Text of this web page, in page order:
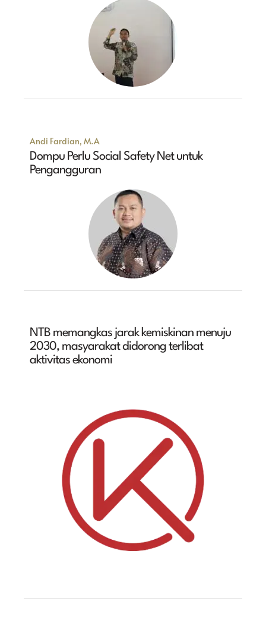
Andi Fardian, M.A
Dompu Perlu Social Safety Net untuk
Pengangguran
NTB memangkas jarak kemiskinan menuju
2030, masyarakat didorong terlibat
aktivitas ekonomi